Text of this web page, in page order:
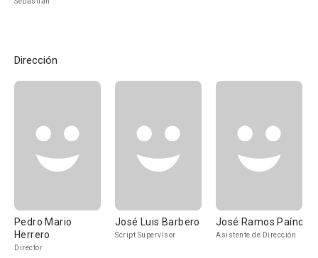
Dirección
Pedro Mario
Herrero
Director
José Luis Barbero
Script Supervisor
José Ramos Paíno
Asistente de Dirección